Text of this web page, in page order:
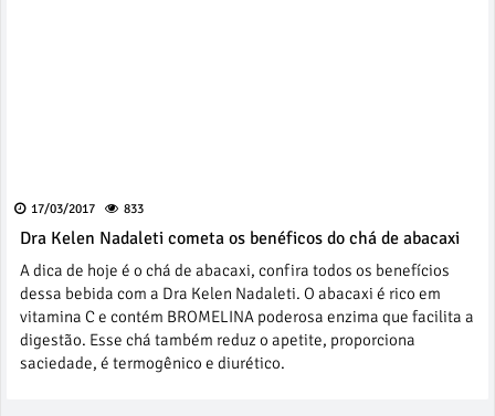
17/03/2017 833
Dra Kelen Nadaleti cometa os benéficos do chá de abacaxi
A dica de hoje é o chá de abacaxi, confira todos os benefícios
dessa bebida com a Dra Kelen Nadaleti. O abacaxi é rico em
vitamina C e contém BROMELINA poderosa enzima que facilita a
digestão. Esse chá também reduz o apetite, proporciona
saciedade, é termogênico e diurético.